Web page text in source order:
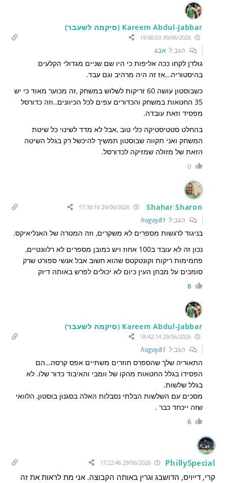
Kareem Abdul-Jabbar (סיקמה לשעבר)
30/06/2026 19:00:03
הגב לאבג
גולדן לקחו ככה אליפות כי היו שם שניים מגדולי הקלעים
בהיסטוריה…אז זה היה מרהיב וגם עבד.
כשבוסטון עושה 60 זריקות לשלוש במשחק ,זה מכוער מאוד כי יש
35 החטאות במשחק והכדורים עפים לכל הכיוונים..וזה כדורסל
מפסיד וזאת עובדה.
בהחלט סטטיסטיקה כלי טוב ,אבל לא מדד לשינוי כל שיטת
המשחק ואני תקווה שבוסטון תמשיך להיכשל רק בגלל השיטה
הזאת של מזולה שמזיקה לכדורסל.
0
Shahar Sharon
הגב ל hagay81
בניגוד לרגשות מספרים לא משקרים, וזה המטרה של האנליאיקס.
נכון זה לא עובד ב100 אחוז ויש כמובן מספרים לא רלוונטיים,
פחמימות ריקות וקונטקטס שהוא חשוב אבל אנשי ספורט שרק
סומכים על מבחן העין כיום לא יכולים לפרש באותה דיוק
8
Kareem Abdul-Jabbar (סיקמה לשעבר)
29/06/2026 18:42:14
הגב ל hagay81
התאוריה שלך שהספרס חוזרים משתיים אפס קרסה…הם
הפסידו בגלל החטאות מהקו של וומבי והאיבוד כדור שלו. לא
בגלל שלשות.
מסכים עם השלשות הבלתי נסבלות האלה בסגנון בוסטון, הלוואי
שזה ייכחד כבר .
6
PhillySpecial
קרי, דייויס, הדושבג וגרין באותה הקבוצה. אני מת לראות את זה